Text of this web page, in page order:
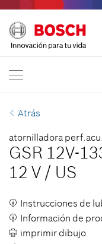
Bosch Power Tools
Contacteno
ES | Español
Atrás
atornilladora perf.acu.
GSR 12V-
12 V / US
Instrucciones de
Información de
imprimir dibujo